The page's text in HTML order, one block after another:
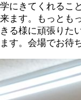
学にきてくれるこ
来ます。もっとも
きる様に頑張りた
ます。会場でお待